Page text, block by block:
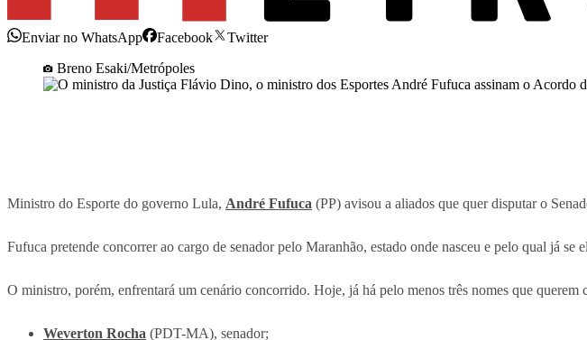
Enviar no WhatsApp Facebook
Twitter
Breno Esaki/Metrópoles
Ministro do Esporte do governo Lula, André Fufuca (PP) avisou a aliados que quer disputar o
Fufuca pretende concorrer ao cargo de senador pelo Maranhão, estado onde nasceu e pelo qual já se
O ministro, porém, enfrentará um cenário concorrido. Hoje, já há pelo menos três nomes que
Weverton Rocha (PDT-MA), senador;